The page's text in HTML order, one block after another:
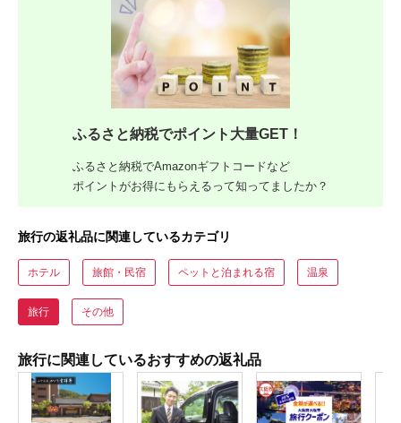
ふるさと納税でポイント大量GET！
ふるさと納税でAmazonギフトコードなど
ポイントがお得にもらえるって知ってましたか？
旅行の返礼品に関連しているカテゴリ
ホテル 旅館・民宿 ペットと泊まれる宿 温泉
旅行 その他
旅行に関連しているおすすめの返礼品